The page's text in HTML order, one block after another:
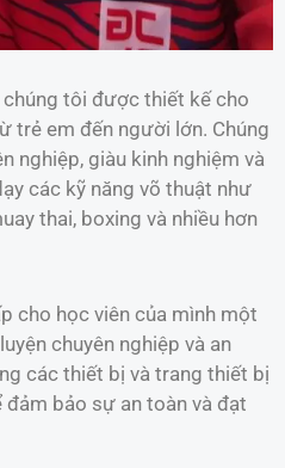
tôi được thiết kế cho
trẻ em đến người lớn. Chúng
nghiệp, giàu kinh nghiệm và
các kỹ năng võ thuật như
thai, boxing và nhiều hơn
cho học viên của mình một
chuyên nghiệp và an
các thiết bị và trang thiết bị
đảm bảo sự an toàn và đạt